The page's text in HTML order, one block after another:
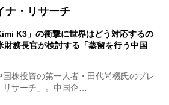
ナ・リサーチ
K3」の衝撃に世界はどう対応するの
務長官が検討する「蒸留を行う中国
株投資の第一人者・田代尚機氏のプレ
サーチ」。中国企…